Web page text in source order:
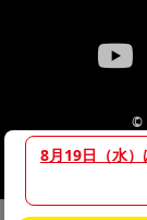
8月19日（水
©